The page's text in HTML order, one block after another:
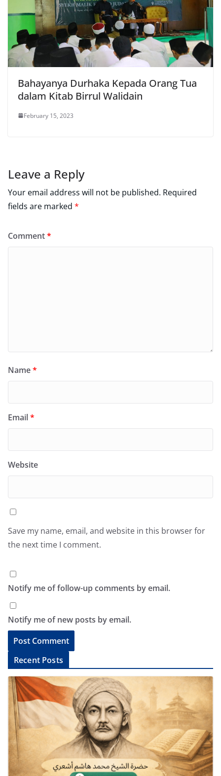
Bahayanya Durhaka Kepada Orang Tua
dalam Kitab Birrul Walidain
February 15, 2023
Leave a Reply
Your email address will not be published. Required
fields are marked *
Comment*
Name*
Email*
Website
Save my name, email, and website in this browser for
the next time I comment.
Notify me of follow-up comments by email.
Notify me of new posts by email.
l
a
t
i
Recent Posts